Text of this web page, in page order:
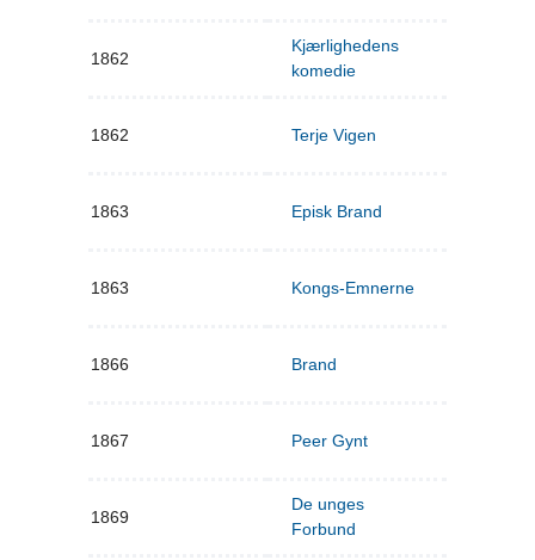
1862
Kjærlighedens
komedie
1862 Terje Vigen
1863 Episk Brand
1863 Kongs-Emnerne
1866 Brand
1867 Peer Gynt
1869
De unges
Forbund